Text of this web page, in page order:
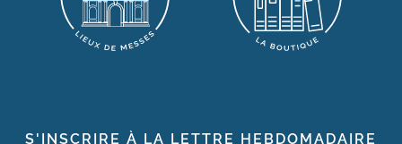
S'INSCRIRE À LA LETTRE HEBDOMADAIRE